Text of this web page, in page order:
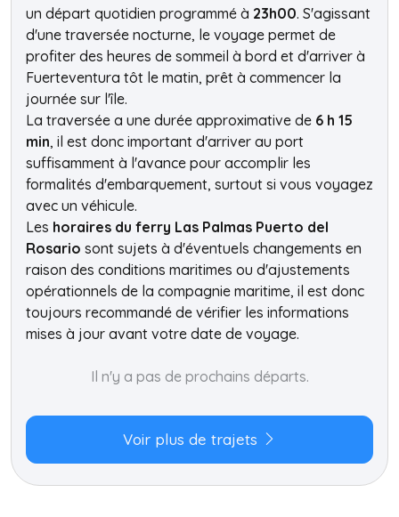
un départ quotidien programmé à 23h00. S'agissant
d'une traversée nocturne, le voyage permet de
profiter des heures de sommeil à bord et d'arriver à
Fuerteventura tôt le matin, prêt à commencer la
journée sur l'île.
La traversée a une durée approximative de 6 h 15
min, il est donc important d'arriver au port
suffisamment à l'avance pour accomplir les
formalités d'embarquement, surtout si vous voyagez
avec un véhicule.
Les horaires du ferry Las Palmas Puerto del
Rosario sont sujets à d'éventuels changements en
raison des conditions maritimes ou d'ajustements
opérationnels de la compagnie maritime, il est donc
toujours recommandé de vérifier les informations
mises à jour avant votre date de voyage.
Il n'y a pas de prochains départs.
Voir plus de trajets